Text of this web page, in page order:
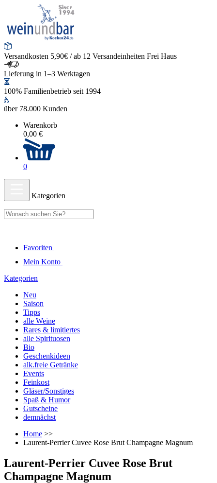
Versandkosten 5,90€ / ab 12 Versandeinheiten Frei Haus
Lieferung in 1–3 Werktagen
100% Familienbetrieb seit 1994
über 78.000 Kunden
Warenkorb
0,00 €
0
Kategorien
Favoriten
Mein Konto
Kategorien
Neu
Saison
Tipps
alle Weine
Rares & limitiertes
alle Spirituosen
Bio
Geschenkideen
alk.freie Getränke
Events
Feinkost
Gläser/Sonstiges
Spaß & Humor
Gutscheine
demnächst
Home >>
Laurent-Perrier Cuvee Rose Brut Champagne Magnum
Laurent-Perrier Cuvee Rose Brut
Champagne Magnum